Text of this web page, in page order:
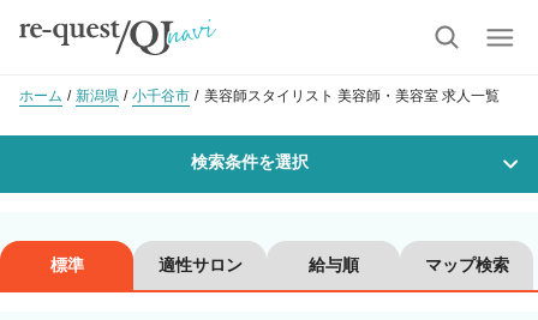
ホーム 新潟県 小千谷市 美容師スタイリスト 美容師・美容室 求人一覧
検索条件を選択
標準 適性サロン 給与順 マップ検索